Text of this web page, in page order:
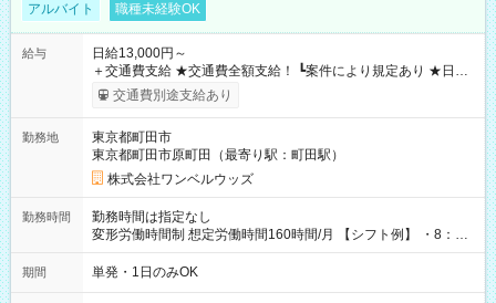
アルバイト 職種未経験OK
給与
日給13,000円～
＋交通費支給 ★交通費全額支給！ ┗案件により規定あり ★日払
いOK！（規定あり） ┗働いたその日に現金GET♪ お仕事後はコ
ンビニATMから 日払い分を引き落とせます！ 【試用期間】試
交通費別途支給あり
勤務地
東京都町田市
東京都町田市原町田（最寄り駅：町田駅）
株式会社ワンベルウッズ
勤務時間
勤務時間は指定なし
変形労働時間制 想定労働時間160時間/月 【シフト例】 ・8：00
～21：00
期間 単発・1日のみOK